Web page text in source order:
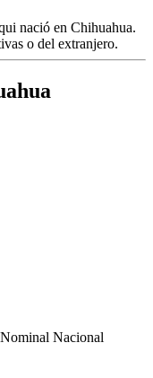
nació en Chihuahua.
o del extranjero.
Nacional